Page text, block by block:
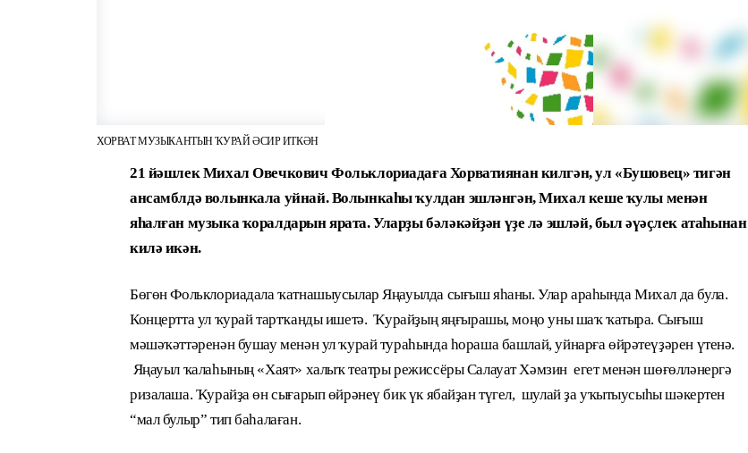
ХОРВАТ МУЗЫКАНТЫН ҠУРАЙ ӘСИР ИТКӘН
21 йәшлек Михал Овечкович Фольклориадаға Хорватиянан килгән, ул «Бушовец» тигән
ансамблдә волынкала уйнай. Волынкаһы ҡулдан эшләнгән, Михал кеше ҡулы менән
яһалған музыка ҡоралдарын ярата. Уларҙы бәләкәйҙән үҙе лә эшләй, был әүәҫлек атаһынан
килә икән.
Бөгөн Фольклориадала ҡатнашыусылар Яңауылда сығыш яһаны. Улар араһында Михал да була.
Концертта ул ҡурай тартҡанды ишетә. Ҡурайҙың яңғырашы, моңо уны шаҡ ҡатыра. Сығыш
мәшәҡәттәренән бушау менән ул ҡурай тураһында һораша башлай, уйнарға өйрәтеүҙәрен үтенә.
Яңауыл ҡалаһының «Хаят» халыҡ театры режиссёры Салауат Хәмзин егет менән шөғөлләнергә
ризалаша. Ҡурайҙа өн сығарып өйрәнеү бик үк ябайҙан түгел, шулай ҙа уҡытыусыһы шәкертен
“мал булыр” тип баһалаған.